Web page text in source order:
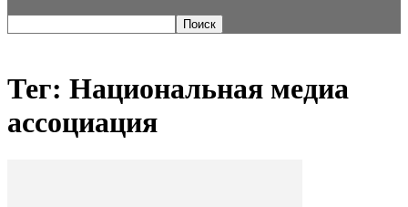
Тег: Национальная медиа
ассоциация